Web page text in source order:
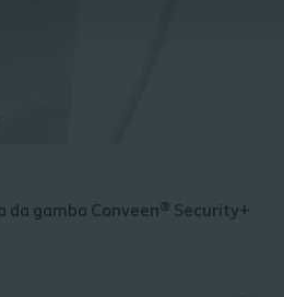
da gamba Conveen® Security+